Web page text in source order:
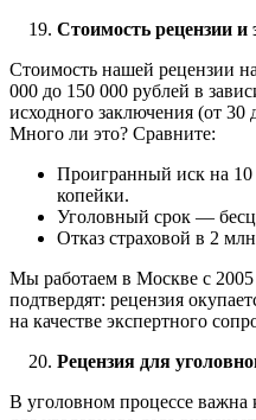
Стоимость рецензии и
Стоимость нашей рецензии
000 до 150 000 рублей в
исходного заключения (от 30
Много ли это? Сравните:
Проигранный иск на
копейки.
Уголовный срок —
Отказ страховой в 2
Мы работаем в Москве с 2005
подтвердят: рецензия
на качестве экспертного
Рецензия для
В уголовном процессе важна